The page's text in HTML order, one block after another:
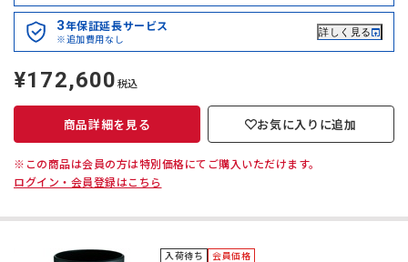
3年保証延長サービス
※追加費用なし
詳しく見る
定
価
¥172,600 税込
商品詳細を見る お気に入りに追加
※この商品は会員の方は特別価格にてご購入いただけます。
ログイン・会員登録はこちら
入荷待ち 会員価格